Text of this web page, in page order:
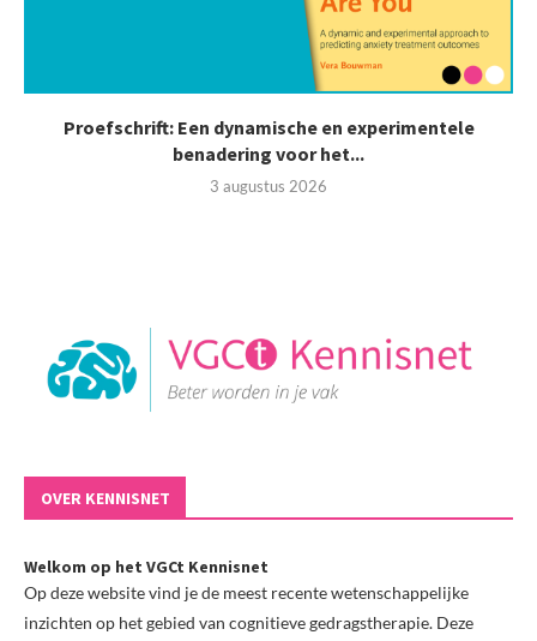
Proefschrift: Een dynamische en experimentele
benadering voor het...
3 augustus 2026
OVER KENNISNET
Welkom op het VGCt Kennisnet
Op deze website vind je de meest recente wetenschappelijke
inzichten op het gebied van cognitieve gedragstherapie. Deze